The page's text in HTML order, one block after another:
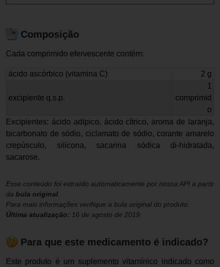
Composição
Cada comprimido efervescente contém:
ácido ascórbico (vitamina C) 2 g
excipiente q.s.p.
1
comprimid
o
Excipientes: ácido adípico, ácido cítrico, aroma de laranja,
bicarbonato de sódio, ciclamato de sódio, corante amarelo
crepúsculo, silicona, sacarina sódica di-hidratada,
sacarose.
Esse conteúdo foi extraído automaticamente por nossa API a partir
da bula original.
Para mais informações verifique a bula original do produto.
Última atualização: 16 de agosto de 2019
Para que este medicamento é indicado?
Este produto é um suplemento vitamínico indicado como